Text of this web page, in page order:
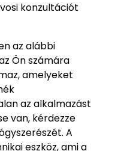
konzultációt
az alábbi
Ön számára
amelyeket
az alkalmazást
van, kérdezze
A
eszköz, ami a